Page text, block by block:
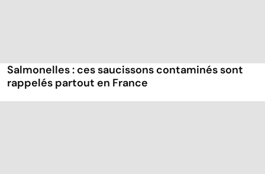
Salmonelles : ces saucissons contaminés sont
rappelés partout en France